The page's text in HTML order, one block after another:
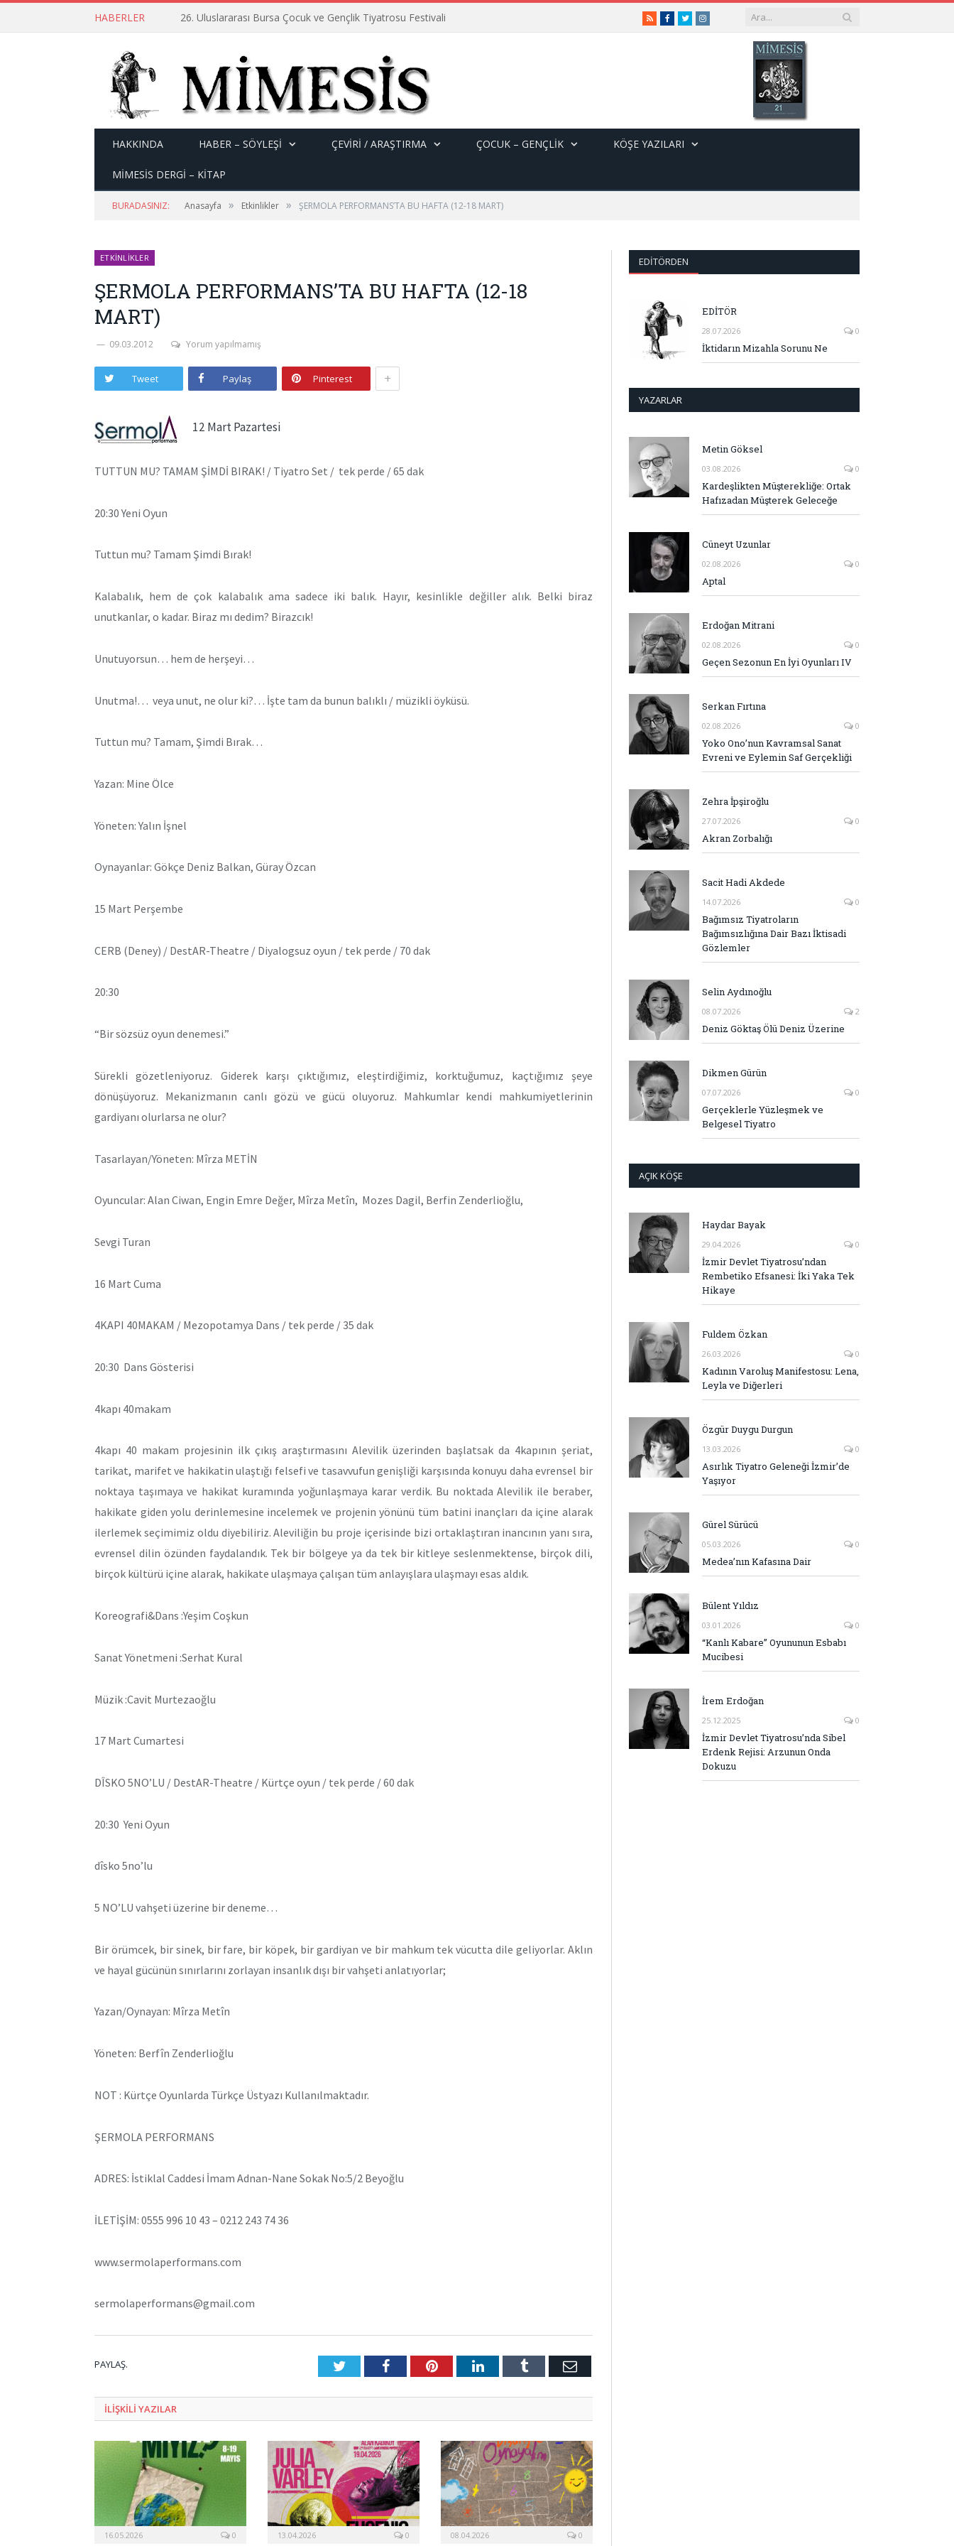
HABERLER 26. Uluslararası Bursa Çocuk ve Gençlik Tiyatrosu Festivali RSSFacebook
TwitterInstagram
HAKKINDA HABER – SÖYLEŞI ÇEVİRİ / ARAŞTIRMA ÇOCUK – GENÇLIK KÖŞE YAZILARI
MİMESİS DERGİ – KİTAP
BURADASINIZ: Anasayfa » Etkinlikler » ŞERMOLA PERFORMANS’TA BU HAFTA (12-18 MART)
ETKINLIKLER
ŞERMOLA PERFORMANS’TA BU HAFTA (12-18
MART)
09.03.2012 Yorum yapılmamış
Tweet Paylaş Pinterest +
12 Mart Pazartesi
TUTTUN MU? TAMAM ŞİMDİ BIRAK! / Tiyatro Set / tek perde / 65 dak
20:30 Yeni Oyun
Tuttun mu? Tamam Şimdi Bırak!
Kalabalık, hem de çok kalabalık ama sadece iki balık. Hayır, kesinlikle değiller alık. Belki biraz
unutkanlar, o kadar. Biraz mı dedim? Birazcık!
Unutuyorsun… hem de herşeyi…
Unutma!… veya unut, ne olur ki?… İşte tam da bunun balıklı / müzikli öyküsü.
Tuttun mu? Tamam, Şimdi Bırak…
Yazan: Mine Ölce
Yöneten: Yalın İşnel
Oynayanlar: Gökçe Deniz Balkan, Güray Özcan
15 Mart Perşembe
CERB (Deney) / DestAR-Theatre / Diyalogsuz oyun / tek perde / 70 dak
20:30
“Bir sözsüz oyun denemesi.”
Sürekli gözetleniyoruz. Giderek karşı çıktığımız, eleştirdiğimiz, korktuğumuz, kaçtığımız şeye
dönüşüyoruz. Mekanizmanın canlı gözü ve gücü oluyoruz. Mahkumlar kendi mahkumiyetlerinin
gardiyanı olurlarsa ne olur?
Tasarlayan/Yöneten: Mîrza METİN
Oyuncular: Alan Ciwan, Engin Emre Değer, Mîrza Metîn, Mozes Dagil, Berfin Zenderlioğlu,
Sevgi Turan
16 Mart Cuma
4KAPI 40MAKAM / Mezopotamya Dans / tek perde / 35 dak
20:30 Dans Gösterisi
4kapı 40makam
4kapı 40 makam projesinin ilk çıkış araştırmasını Alevilik üzerinden başlatsak da 4kapının şeriat,
tarikat, marifet ve hakikatin ulaştığı felsefi ve tasavvufun genişliği karşısında konuyu daha evrensel bir
noktaya taşımaya ve hakikat kuramında yoğunlaşmaya karar verdik. Bu noktada Alevilik ile beraber,
hakikate giden yolu derinlemesine incelemek ve projenin yönünü tüm batini inançları da içine alarak
ilerlemek seçimimiz oldu diyebiliriz. Aleviliğin bu proje içerisinde bizi ortaklaştıran inancının yanı sıra,
evrensel dilin özünden faydalandık. Tek bir bölgeye ya da tek bir kitleye seslenmektense, birçok dili,
birçok kültürü içine alarak, hakikate ulaşmaya çalışan tüm anlayışlara ulaşmayı esas aldık.
Koreografi&Dans :Yeşim Coşkun
Sanat Yönetmeni :Serhat Kural
Müzik :Cavit Murtezaoğlu
17 Mart Cumartesi
DÎSKO 5NO’LU / DestAR-Theatre / Kürtçe oyun / tek perde / 60 dak
20:30 Yeni Oyun
dîsko 5no’lu
5 NO’LU vahşeti üzerine bir deneme…
Bir örümcek, bir sinek, bir fare, bir köpek, bir gardiyan ve bir mahkum tek vücutta dile geliyorlar. Aklın
ve hayal gücünün sınırlarını zorlayan insanlık dışı bir vahşeti anlatıyorlar;
Yazan/Oynayan: Mîrza Metîn
Yöneten: Berfîn Zenderlioğlu
NOT : Kürtçe Oyunlarda Türkçe Üstyazı Kullanılmaktadır.
ŞERMOLA PERFORMANS
ADRES: İstiklal Caddesi İmam Adnan-Nane Sokak No:5/2 Beyoğlu
İLETİŞİM: 0555 996 10 43 – 0212 243 74 36
www.sermolaperformans.com
sermolaperformans@gmail.com
PAYLAŞ. TwitterFacebookPinterestLinkedInTumblr E-
ILIŞKILI YAZILAR
16.05.2026 0 13.04.2026 0 08.04.2026 0
EDITÖRDEN
EDİTÖR
28.07.2026 0
İktidarın Mizahla Sorunu Ne
YAZARLAR
Metin Göksel
03.08.2026 0
Kardeşlikten Müşterekliğe: Ortak
Hafızadan Müşterek Geleceğe
Cüneyt Uzunlar
02.08.2026 0
Aptal
Erdoğan Mitrani
02.08.2026 0
Geçen Sezonun En İyi Oyunları IV
Serkan Fırtına
02.08.2026 0
Yoko Ono’nun Kavramsal Sanat
Evreni ve Eylemin Saf Gerçekliği
Zehra İpşiroğlu
27.07.2026 0
Akran Zorbalığı
Sacit Hadi Akdede
14.07.2026 0
Bağımsız Tiyatroların
Bağımsızlığına Dair Bazı İktisadi
Gözlemler
Selin Aydınoğlu
08.07.2026 2
Deniz Göktaş Ölü Deniz Üzerine
Dikmen Gürün
07.07.2026 0
Gerçeklerle Yüzleşmek ve
Belgesel Tiyatro
AÇIK KÖŞE
Haydar Bayak
29.04.2026 0
İzmir Devlet Tiyatrosu’ndan
Rembetiko Efsanesi: İki Yaka Tek
Hikaye
Fuldem Özkan
26.03.2026 0
Kadının Varoluş Manifestosu: Lena,
Leyla ve Diğerleri
Özgür Duygu Durgun
13.03.2026 0
Asırlık Tiyatro Geleneği İzmir’de
Yaşıyor
Gürel Sürücü
05.03.2026 0
Medea’nın Kafasına Dair
Bülent Yıldız
03.01.2026 0
“Kanlı Kabare” Oyununun Esbabı
Mucibesi
İrem Erdoğan
25.12.2025 0
İzmir Devlet Tiyatrosu’nda Sibel
Erdenk Rejisi: Arzunun Onda
Dokuzu